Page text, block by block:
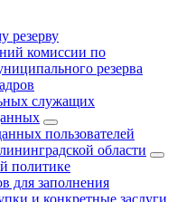
резерву
комиссии по
резерва
служащих
пользователей
области
политике
для заполнения
и конкретные заслуги